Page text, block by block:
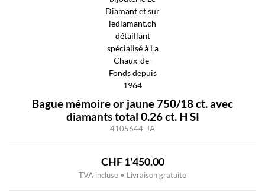
Bague mémoire or jaune 750/18 ct. avec
diamants total 0.26 ct. H SI
4105644-JA
CHF1'450.00
TVA incluse • Livraison gratuite